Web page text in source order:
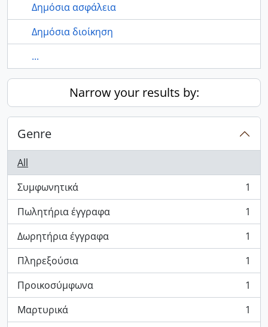
Δημόσια ασφάλεια
Δημόσια διοίκηση
...
Narrow your results by:
Genre
All
Συμφωνητικά
, 1 results
1
Πωλητήρια έγγραφα
, 1 results
1
Δωρητήρια έγγραφα
, 1 results
1
Πληρεξούσια
, 1 results
1
Προικοσύμφωνα
, 1 results
1
Μαρτυρικά
, 1 results
1